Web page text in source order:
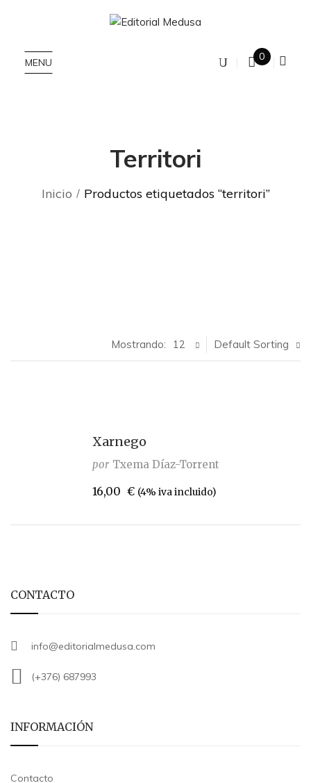
MENU 0
Territori
Inicio Productos etiquetados “territori”
Default Sorting
Mostrando: 12
Xarnego
por Txema Díaz-Torrent
16,00 € (4% iva incluido)
CONTACTO
info@editorialmedusa.com
(+376) 687993
INFORMACIÓN
Contacto